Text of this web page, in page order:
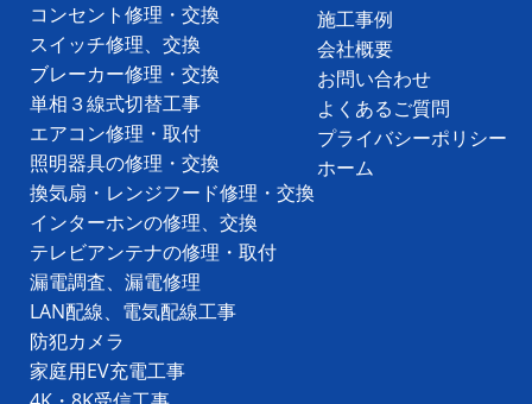
コンセント修理・交換
スイッチ修理、交換
ブレーカー修理・交換
単相３線式切替工事
エアコン修理・取付
照明器具の修理・交換
換気扇・レンジフード修理・交換
インターホンの修理、交換
テレビアンテナの修理・取付
漏電調査、漏電修理
LAN配線、電気配線工事
防犯カメラ
家庭用EV充電工事
施工事例
会社概要
お問い合わせ
よくあるご質問
プライバシーポリシー
ホーム